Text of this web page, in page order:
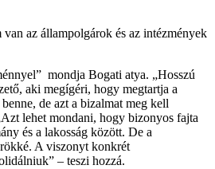
az állampolgárok és az intézmények
mondja Bogati atya. „Hosszú
aki megígéri, hogy megtartja a
de azt a bizalmat meg kell
lehet mondani, hogy bizonyos fajta
és a lakosság között. De a
A viszonyt konkrét
– teszi hozzá.